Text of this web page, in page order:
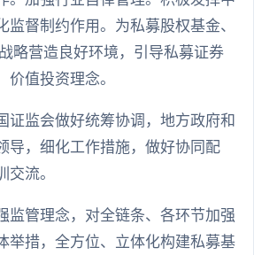
监督制约作用。为私募股权基金、
略营造良好环境，引导私募证券
值投资理念。
证监会做好统筹协调，地方政府和
导，细化工作措施，做好协同配
交流。
监管理念，对全链条、各环节加强
举措，全方位、立体化构建私募基